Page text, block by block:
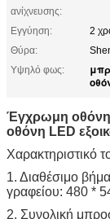
ανίχνευσης:
Εγγύηση:
2
Θύρα:
Υψηλό φως:
Έγχρωμη οθόνη
οθόνη LED
Χαρακτηριστικό
1. Διαθέσιμο
γραφείου: 480 *
2. Συνολική